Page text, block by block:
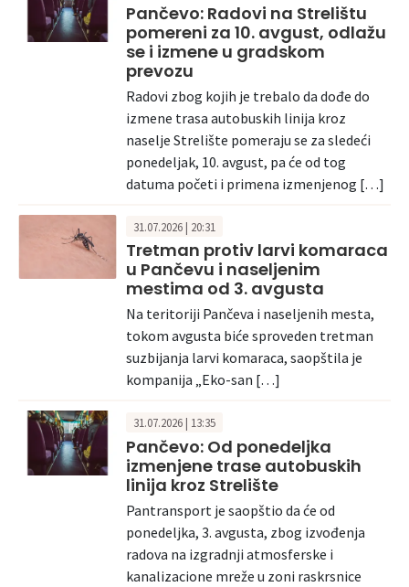
Pančevo: Radovi na Strelištu
pomereni za 10. avgust, odlažu
se i izmene u gradskom
prevozu
Radovi zbog kojih je trebalo da dođe do
izmene trasa autobuskih linija kroz
naselje Strelište pomeraju se za sledeći
ponedeljak, 10. avgust, pa će od tog
datuma početi i primena izmenjenog […]
31.07.2026 | 20:31
Tretman protiv larvi komaraca
u Pančevu i naseljenim
mestima od 3. avgusta
Na teritoriji Pančeva i naseljenih mesta,
tokom avgusta biće sproveden tretman
suzbijanja larvi komaraca, saopštila je
kompanija „Eko-san […]
31.07.2026 | 13:35
Pančevo: Od ponedeljka
izmenjene trase autobuskih
linija kroz Strelište
Pantransport je saopštio da će od
ponedeljka, 3. avgusta, zbog izvođenja
radova na izgradnji atmosferske i
kanalizacione mreže u zoni raskrsnice